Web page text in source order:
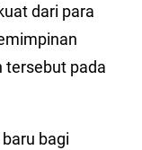
dari para
tersebut pada
bagi